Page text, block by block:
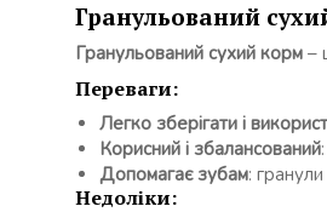
Гранульований
Гранульований сухий корм –
Переваги:
Легко зберігати і
Корисний і збалансований
Допомагає зубам:
Недоліки: